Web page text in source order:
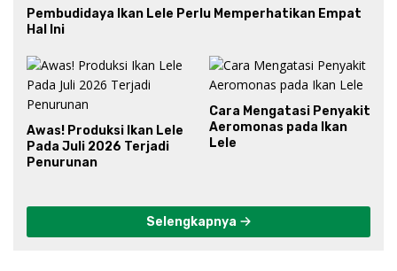
Pembudidaya Ikan Lele Perlu Memperhatikan Empat
Hal Ini
Awas! Produksi Ikan Lele
Pada Juli 2026 Terjadi
Penurunan
Cara Mengatasi Penyakit
Aeromonas pada Ikan
Lele
Selengkapnya